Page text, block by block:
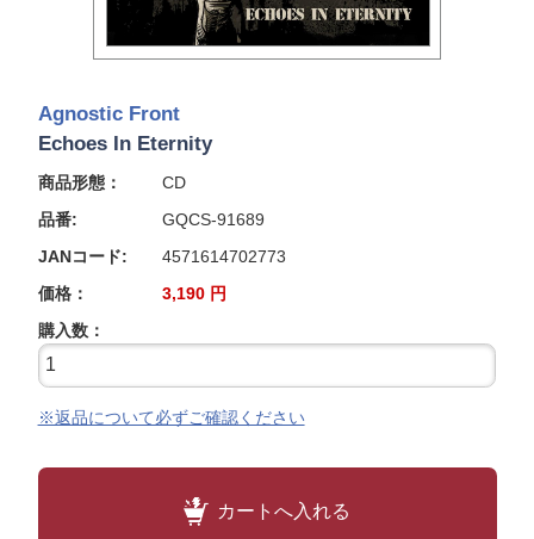
Agnostic Front
Echoes In Eternity
商品形態：
CD
品番:
GQCS-91689
JANコード:
4571614702773
価格：
3,190 円
購入数：
※返品について必ずご確認ください
カートへ入れる